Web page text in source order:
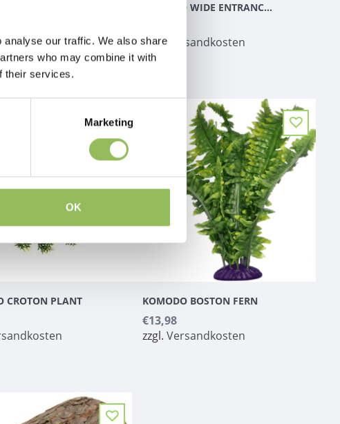
our traffic. We also share
who may combine it with
their services.
Marketing
OK
KOMODO WIDE ENTRANCE ROCK DEN
zzgl.Versandkosten
CROTON PLANT KOMODO BOSTON FERN
€13,98
zzgl.Versandkosten